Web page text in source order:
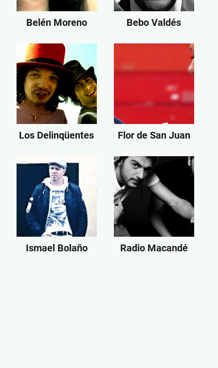
Belén Moreno Bebo Valdés
Los Delinqüentes Flor de San Juan
Ismael Bolaño Radio Macandé